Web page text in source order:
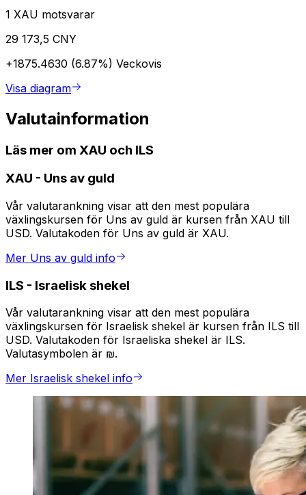
1 XAU motsvarar
29 173,5 CNY
+1875.4630 (6.87%) Veckovis
Visa diagram
Valutainformation
Läs mer om XAU och ILS
XAU - Uns av guld
Vår valutarankning visar att den mest populära
växlingskursen för Uns av guld är kursen från XAU till
USD. Valutakoden för Uns av guld är XAU.
Mer Uns av guld info
ILS - Israelisk shekel
Vår valutarankning visar att den mest populära
växlingskursen för Israelisk shekel är kursen från ILS till
USD. Valutakoden för Israeliska shekel är ILS.
Valutasymbolen är ₪.
Mer Israelisk shekel info